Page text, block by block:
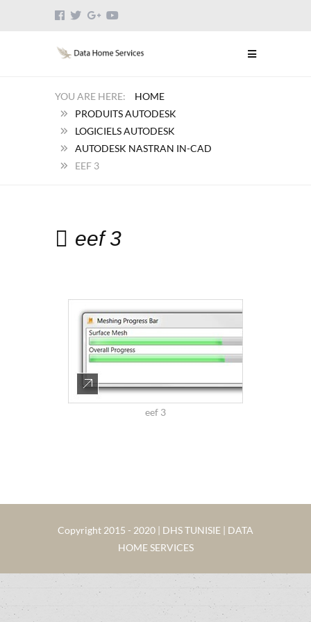
HOME
PRODUITS AUTODESK
LOGICIELS AUTODESK
AUTODESK NASTRAN IN-CAD
EEF 3
eef 3
eef 3
Copyright 2015 - 2020 | DHS TUNISIE | DATA
HOME SERVICES